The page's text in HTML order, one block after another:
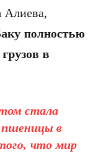
Алиева,
полностью
в
стала
пшеницы в
что мир